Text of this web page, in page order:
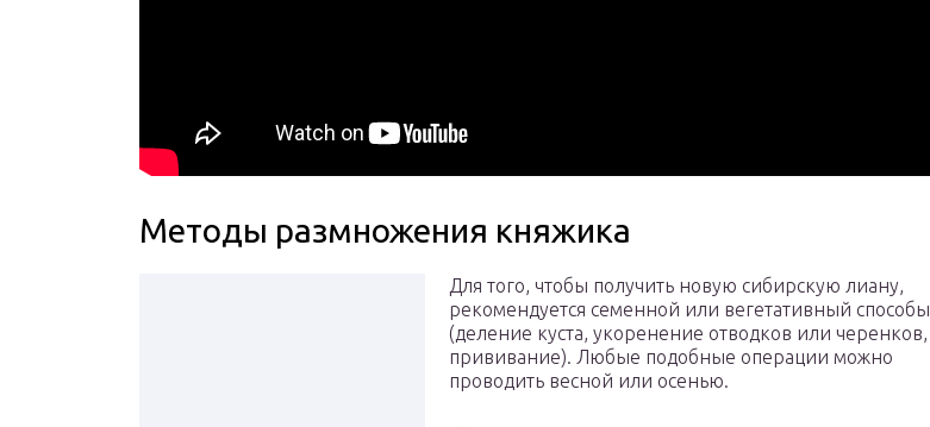
Методы размножения княжика
Для того, чтобы получить новую сибирскую лиану,
рекомендуется семенной или вегетативный способы
(деление куста, укоренение отводков или черенков,
прививание). Любые подобные операции можно
проводить весной или осенью.